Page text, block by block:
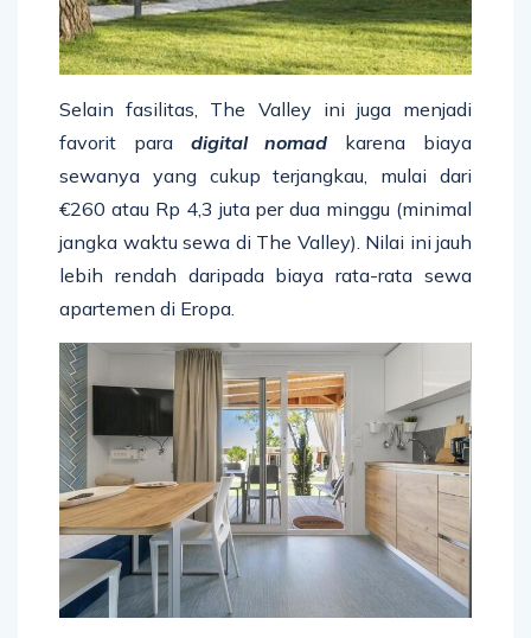
Selain fasilitas, The Valley ini juga menjadi
favorit para digital nomad karena biaya
sewanya yang cukup terjangkau, mulai dari
€260 atau Rp 4,3 juta per dua minggu (minimal
jangka waktu sewa di The Valley). Nilai ini jauh
lebih rendah daripada biaya rata-rata sewa
apartemen di Eropa.